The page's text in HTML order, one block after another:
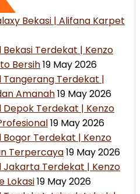
Bekasi | Alifana Karpet
Terdekat | Kenzo
Bersih19 May 2026
Tangerang Terdekat |
Amanah19 May 2026
Depok Terdekat | Kenzo
19 May 2026
Terdekat | Kenzo
Terpercaya19 May 2026
Jakarta Terdekat | Kenzo
Lokasi19 May 2026